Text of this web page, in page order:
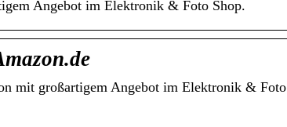
Angebot im Elektronik & Foto Shop.
mit großartigem Angebot im Elektronik & Foto